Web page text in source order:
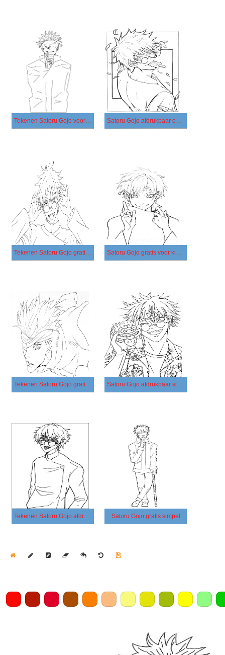
Tekenen Satoru Gojo voor kinderen Satoru Gojo afdrukbaar eenvoudig
Tekenen Satoru Gojo gratis voor kinderen Satoru Gojo gratis voor kinderen
Tekenen Satoru Gojo gratis eenvoudig Satoru Gojo afdrukbaar simpel
Tekenen Satoru Gojo afdrukbaar Satoru Gojo gratis simpel